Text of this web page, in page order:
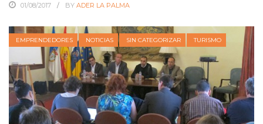
01/08/2017 BY ADER LA PALMA
EMPRENDEDORES NOTICIAS SIN CATEGORIZAR TURISMO